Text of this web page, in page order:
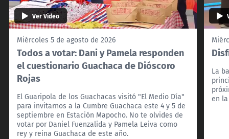
Ver Video
Miércoles 5 de agosto de 2026
Todos a votar: Dani y Pamela responden
el cuestionario Guachaca de Dióscoro
Rojas
El Guaripola de los Guachacas visitó "El Medio Día"
para invitarnos a la Cumbre Guachaca este 4 y 5 de
septiembre en Estación Mapocho. No te olvides de
votar por Daniel Fuenzalida y Pamela Leiva como
rey y reina Guachaca de este año.
La
en